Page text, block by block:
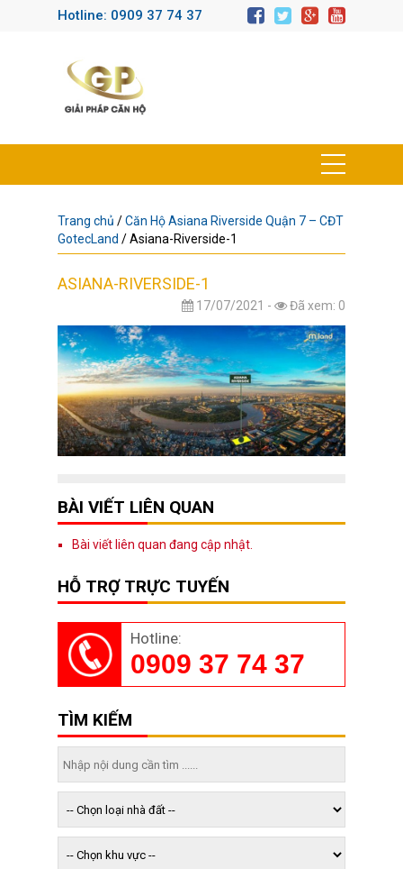
Hotline: 0909 37 74 37
Trang chủ /Căn Hộ Asiana Riverside Quận 7 – CĐT
GotecLand /Asiana-Riverside-1
ASIANA-RIVERSIDE-1
17/07/2021 - Đã xem: 0
BÀI VIẾT LIÊN QUAN
Bài viết liên quan đang cập nhật.
HỖ TRỢ TRỰC TUYẾN
Hotline:
0909 37 74 37
TÌM KIẾM